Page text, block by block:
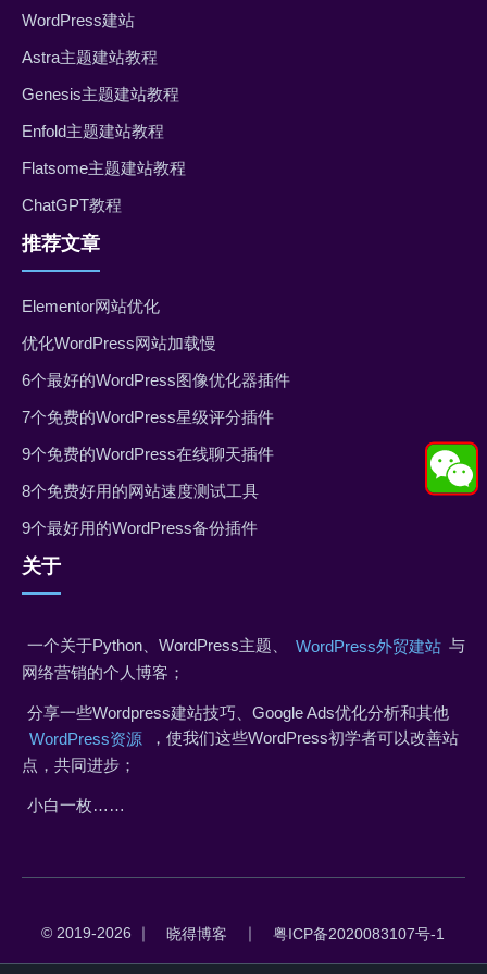
WordPress建站
Astra主题建站教程
Genesis主题建站教程
Enfold主题建站教程
Flatsome主题建站教程
ChatGPT教程
推荐文章
Elementor网站优化
优化WordPress网站加载慢
6个最好的WordPress图像优化器插件
7个免费的WordPress星级评分插件
9个免费的WordPress在线聊天插件
8个免费好用的网站速度测试工具
9个最好用的WordPress备份插件
关于
一个关于Python、WordPress主题、 WordPress外贸建站 与
网络营销的个人博客；
分享一些Wordpress建站技巧、Google Ads优化分析和其他
WordPress资源
，使我们这些WordPress初学者可以改善站
点，共同进步；
小白一枚……
© 2019-2026 ｜ 晓得博客 粤ICP备2020083107号-1